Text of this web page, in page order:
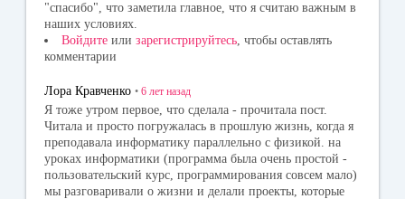
"спасибо", что заметила главное, что я считаю важным в
наших условиях.
Войдите или зарегистрируйтесь, чтобы оставлять
комментарии
Лора Кравченко • 6 лет назад
Я тоже утром первое, что сделала - прочитала пост.
Читала и просто погружалась в прошлую жизнь, когда я
преподавала информатику параллельно с физикой. на
уроках информатики (программа была очень простой -
пользовательский курс, программирования совсем мало)
мы разговаривали о жизни и делали проекты, которые